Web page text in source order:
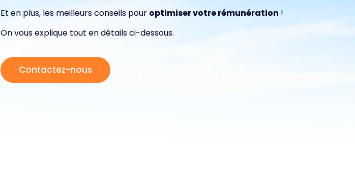
Et en plus, les meilleurs conseils pour optimiser votre rémunération !
On vous explique tout en détails ci-dessous.
Contactez-nous